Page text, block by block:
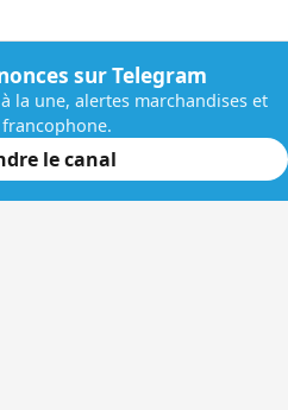
sur Telegram
la une, alertes marchandises et
le canal